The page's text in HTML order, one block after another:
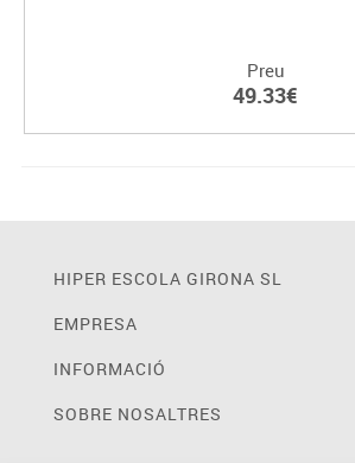
Preu
49.33€
HIPER ESCOLA GIRONA SL
EMPRESA
INFORMACIÓ
SOBRE NOSALTRES